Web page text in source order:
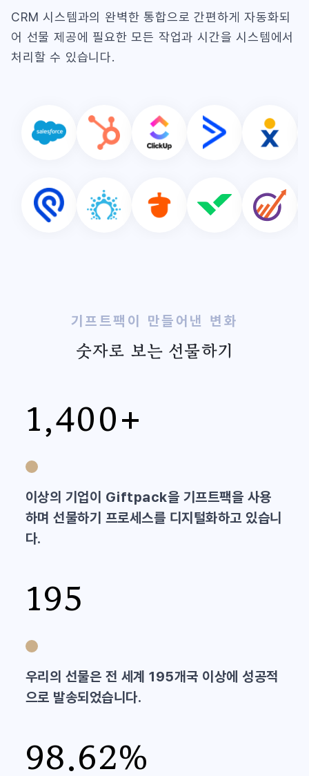
CRM 시스템과의 완벽한 통합으로 간편하게 자동화되
어 선물 제공에 필요한 모든 작업과 시간을 시스템에서
처리할 수 있습니다.
기프트팩이 만들어낸 변화
숫자로 보는 선물하기
1,400+
이상의 기업이 Giftpack을 기프트팩을 사용
하며 선물하기 프로세스를 디지털화하고 있습니
다.
195
우리의 선물은 전 세계 195개국 이상에 성공적
으로 발송되었습니다.
98.62%